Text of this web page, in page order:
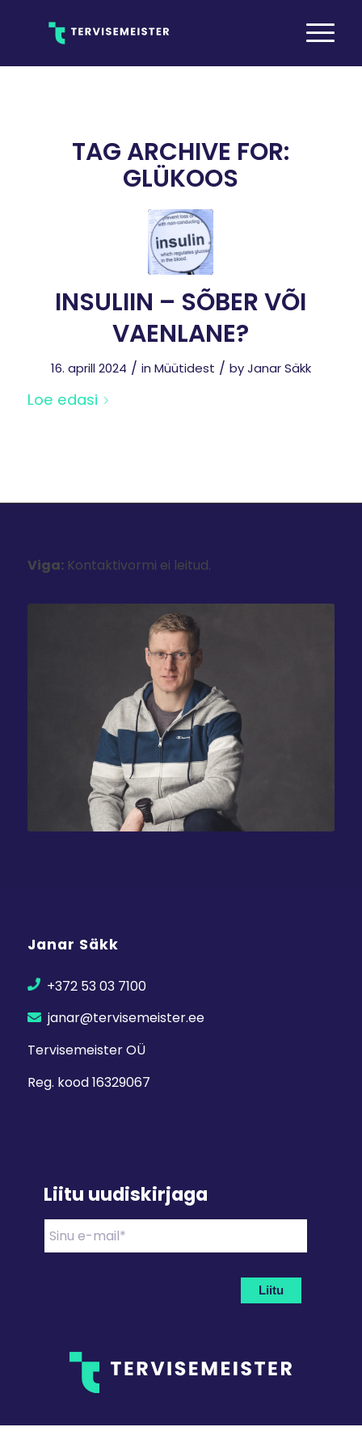
TAG ARCHIVE FOR:
GLÜKOOS
INSULIIN – SÕBER VÕI
VAENLANE?
16. aprill 2024 / in Müütidest / byJanar Säkk
Loe edasi
Viga:Kontaktivormi ei leitud.
Janar Säkk
+372 53 03 7100
janar@tervisemeister.ee
Tervisemeister OÜ
Reg. kood 16329067
Liitu uudiskirjaga